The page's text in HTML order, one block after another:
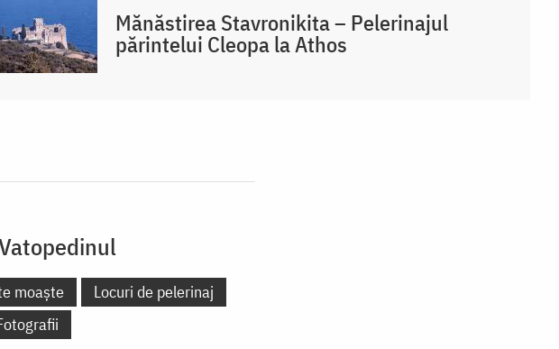
Mănăstirea Stavronikita – Pelerinajul
părintelui Cleopa la Athos
moaște
Locuri de pelerinaj